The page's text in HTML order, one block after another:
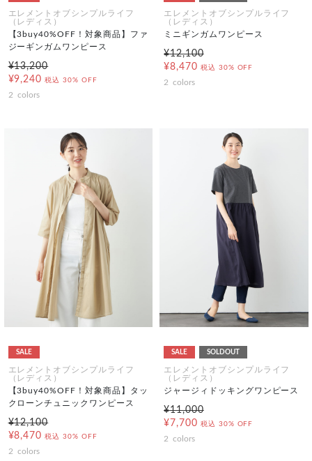
エレメントオブシンプルライフ
（レディス）
【3buy40%OFF！対象商品】ファ
ジーギンガムワンピース
¥13,200
¥9,240 税込 30% OFF
2 colors
エレメントオブシンプルライフ
（レディス）
ミニギンガムワンピース
¥12,100
¥8,470 税込 30% OFF
2 colors
SALE
エレメントオブシンプルライフ
（レディス）
【3buy40%OFF！対象商品】タッ
クローンチュニックワンピース
¥12,100
¥8,470 税込 30% OFF
2 colors
SALE SOLDOUT
エレメントオブシンプルライフ
（レディス）
ジャージィドッキングワンピース
¥11,000
¥7,700 税込 30% OFF
2 colors